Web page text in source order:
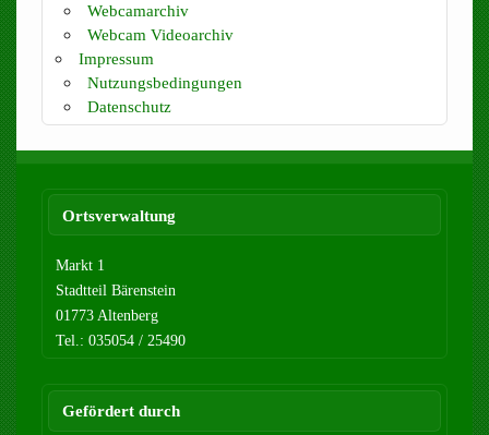
Webcamarchiv
Webcam Videoarchiv
Impressum
Nutzungsbedingungen
Datenschutz
Ortsverwaltung
Markt 1
Stadtteil Bärenstein
01773 Altenberg
Tel.: 035054 / 25490
Gefördert durch